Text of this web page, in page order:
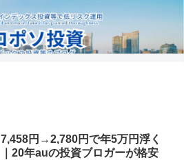
7,458円→2,780円で年5万円浮く
｜20年auの投資ブロガーが格安